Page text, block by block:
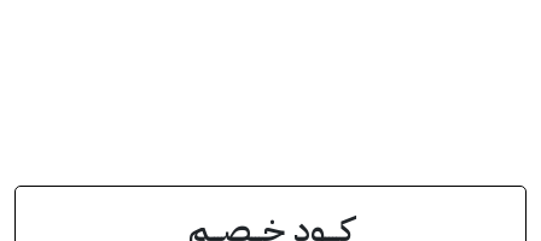
كــــود خـــصـــم